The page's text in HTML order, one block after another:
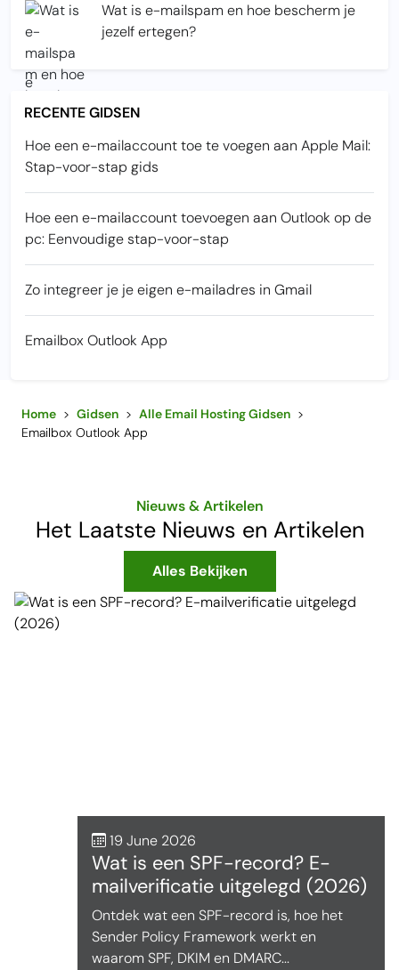
Wat is e-mailspam en hoe bescherm je
jezelf ertegen?
RECENTE GIDSEN
Hoe een e-mailaccount toe te voegen aan Apple Mail:
Stap-voor-stap gids
Hoe een e-mailaccount toevoegen aan Outlook op de
pc: Eenvoudige stap-voor-stap
Zo integreer je je eigen e-mailadres in Gmail
Emailbox Outlook App
Home > Gidsen > Alle Email Hosting Gidsen >
Emailbox Outlook App
Nieuws & Artikelen
Het Laatste Nieuws en Artikelen
Alles Bekijken
19 June 2026
Wat is een SPF-record? E-
mailverificatie uitgelegd (2026)
Ontdek wat een SPF-record is, hoe het
Sender Policy Framework werkt en
waarom SPF, DKIM en DMARC...